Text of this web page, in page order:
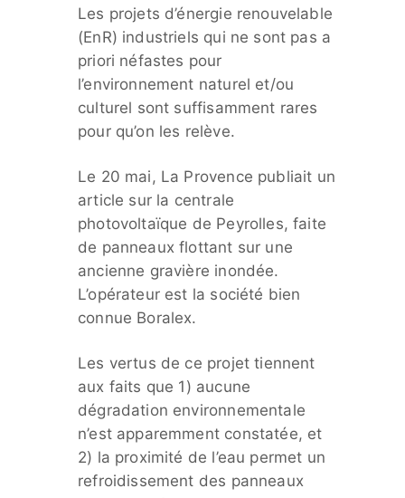
Les projets d’énergie renouvelable
(EnR) industriels qui ne sont pas a
priori néfastes pour
l’environnement naturel et/ou
culturel sont suffisamment rares
pour qu’on les relève.
Le 20 mai, La Provence publiait un
article sur la centrale
photovoltaïque de Peyrolles, faite
de panneaux flottant sur une
ancienne gravière inondée.
L’opérateur est la société bien
connue Boralex.
Les vertus de ce projet tiennent
aux faits que 1) aucune
dégradation environnementale
n’est apparemment constatée, et
2) la proximité de l’eau permet un
refroidissement des panneaux